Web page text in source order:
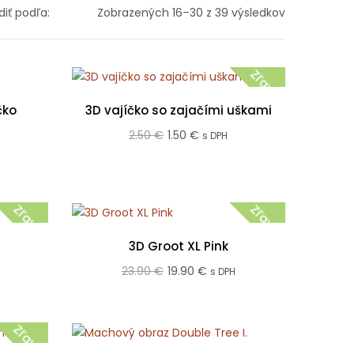
Zobrazených 16–30 z 39 výsledkovZoradené
podľa
popularity
podľa:
Zľava!
3D vajíčko so zajačími uškami
2.50€ Pôvodná
2.50 €.
1.50€ Aktuálna
1.50 €.
s DPH
Zľava! Zľava!
3D Groot XL Pink
23.90€ Pôvodná
23.90 €.
19.90 €Aktuálna
19.90 €.
s DPH
Zľava!